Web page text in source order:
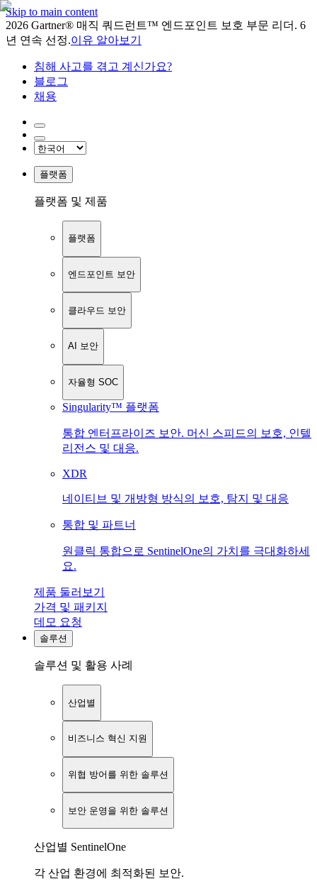
Skip to main content
2026 Gartner® 매직 쿼드런트™ 엔드포인트 보호 부문 리더. 6
년 연속 선정.이유 알아보기
침해 사고를 겪고 계신가요?
블로그
채용
플랫폼
플랫폼 및 제품
플랫폼
엔드포인트 보안
클라우드 보안
AI 보안
자율형 SOC
Singularity™ 플랫폼
통합 엔터프라이즈 보안. 머신 스피드의 보호, 인텔
리전스 및 대응.
XDR
네이티브 및 개방형 방식의 보호, 탐지 및 대응
통합 및 파트너
원클릭 통합으로 SentinelOne의 가치를 극대화하세
요.
제품 둘러보기
가격 및 패키지
데모 요청
솔루션
솔루션 및 활용 사례
산업별
비즈니스 혁신 지원
위협 방어를 위한 솔루션
보안 운영을 위한 솔루션
산업별 SentinelOne
각 산업 환경에 최적화된 보안.